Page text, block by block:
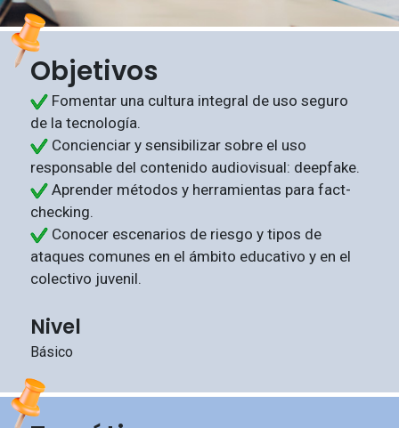
Objetivos
Fomentar una cultura integral de uso seguro
de la tecnología.
Concienciar y sensibilizar sobre el uso
responsable del contenido audiovisual: deepfake.
Aprender métodos y herramientas para fact-
checking.
Conocer escenarios de riesgo y tipos de
ataques comunes en el ámbito educativo y en el
colectivo juvenil.
Nivel
Básico